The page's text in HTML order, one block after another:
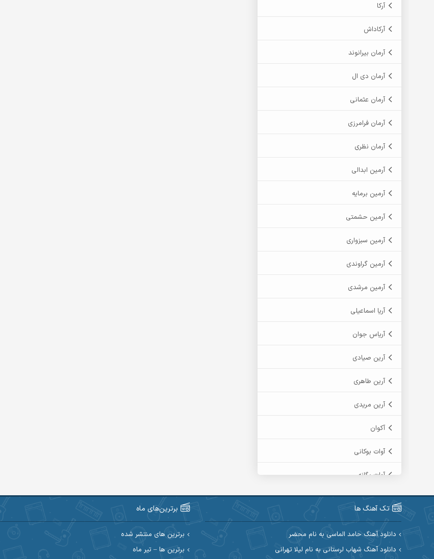
آرکا
آرکاداش
آرمان بیرانوند
آرمان دی ال
آرمان عثمانی
آرمان فرامرزی
آرمان نظری
آرمین ابدالی
آرمین برمایه
آرمین حشمتی
آرمین سبزواری
آرمین گراوندی
آرمین مرشدی
آریا اسماعیلی
آریاس جوان
آرین صیادی
آرین طاهری
آرین مریدی
آکوان
آوات بوکانی
آوات یگانه
آیت احمدنژاد
آیهان
ابراهیم شمس
تک آهنگ ها
دانلود آهنگ حامد الماسی به نام محضر
دانلود آهنگ شهاب لرستانی به نام لیلا تهرانی
برترین‌های ماه
برترین های منتشر شده
برترین ها – تیر ماه